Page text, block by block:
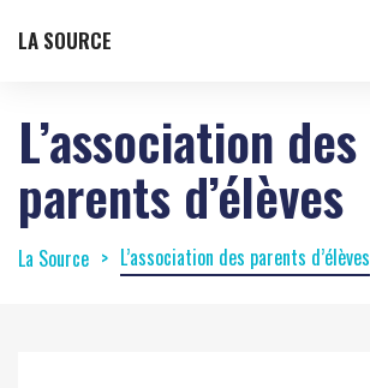
LA SOURCE
L’association des
parents d’élèves
La Source L’association des parents d’élèves